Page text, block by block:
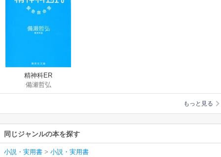
精神科ER
備瀬哲弘
もっと見る
同じジャンルの本を探す
小説・実用書 > 小説・実用書